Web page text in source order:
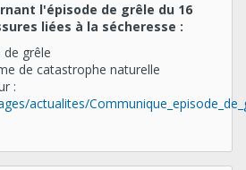
l'épisode de grêle du 16
liées à la sécheresse :
grêle
de catastrophe naturelle
:
actualites/